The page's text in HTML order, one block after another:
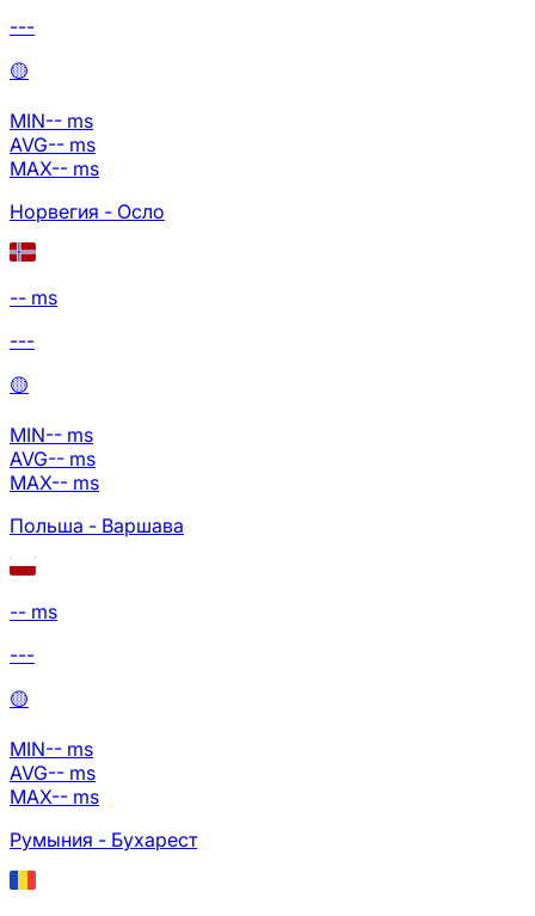
---
🟡
MIN-- ms
AVG-- ms
MAX-- ms
Норвегия - Осло
-- ms
---
🟡
MIN-- ms
AVG-- ms
MAX-- ms
Польша - Варшава
-- ms
---
🟡
MIN-- ms
AVG-- ms
MAX-- ms
Румыния - Бухарест